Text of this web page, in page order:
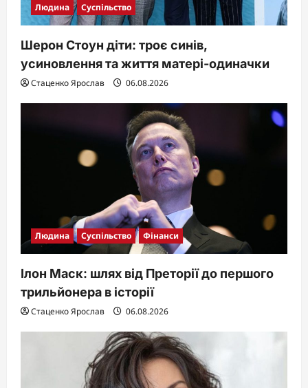
Людина Суспільство
Шерон Стоун діти: троє синів,
усиновлення та життя матері-одиначки
Стаценко Ярослав 06.08.2026
Людина Суспільство Фінанси
Ілон Маск: шлях від Преторії до першого
трильйонера в історії
Стаценко Ярослав 06.08.2026